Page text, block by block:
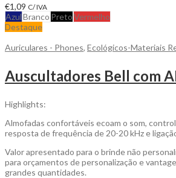
€1,09 C/ IVA
AzulBranco PretoVermelho
Destaque
Auriculares - Phones, Ecológicos-Materiais
Highlights:
Almofadas confortáveis ecoam o som,
resposta de frequência de 20-20 kHz e
Valor apresentado para o brinde não
para orçamentos de personalização e
grandes quantidades.